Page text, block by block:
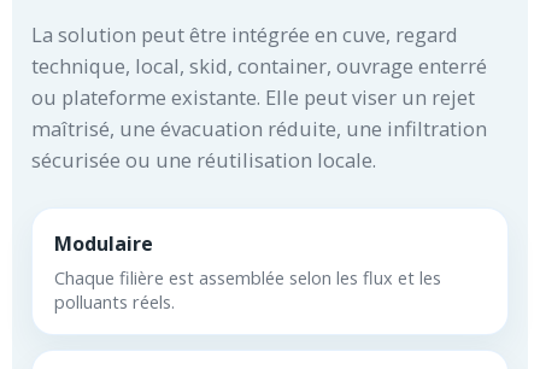
La solution peut être intégrée en cuve, regard
technique, local, skid, container, ouvrage enterré
ou plateforme existante. Elle peut viser un rejet
maîtrisé, une évacuation réduite, une infiltration
sécurisée ou une réutilisation locale.
Modulaire
Chaque filière est assemblée selon les flux et les
polluants réels.